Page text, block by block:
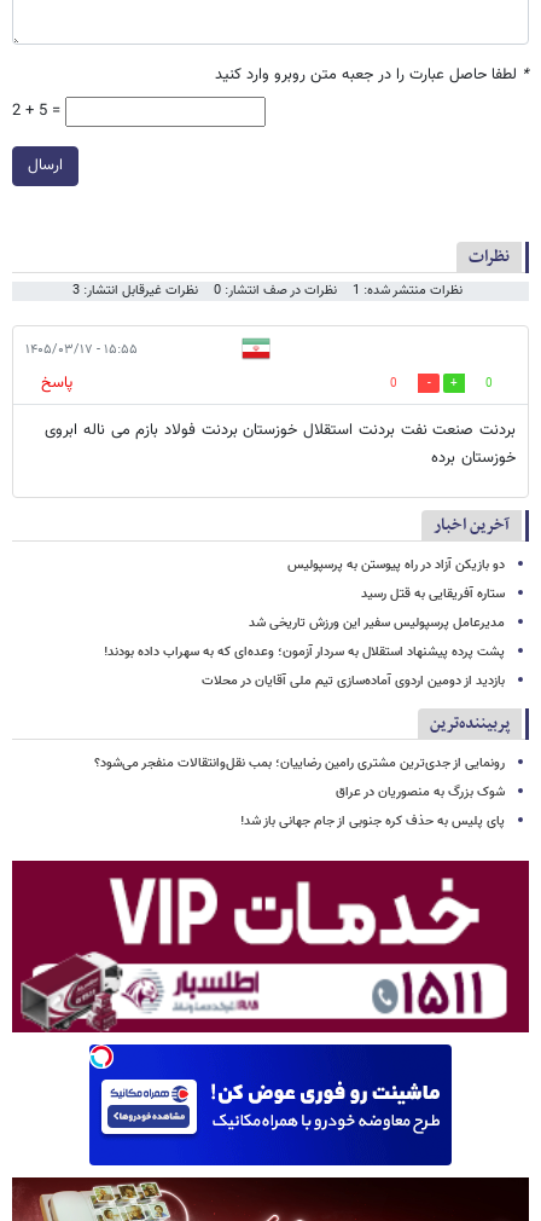
* لطفا حاصل عبارت را در جعبه متن روبرو وارد کنید
2 + 5 =
ارسال
نظرات
نظرات منتشر شده: 1 نظرات در صف انتشار: 0 نظرات غیرقابل انتشار: 3
۱۵:۵۵ - ۱۴۰۵/۰۳/۱۷
0
0
پاسخ
بردنت صنعت نفت بردنت استقلال خوزستان بردنت فولاد بازم می ناله ابروی
خوزستان برده
آخرین اخبار
دو بازیکن آزاد در راه پیوستن به پرسپولیس
ستاره آفریقایی به قتل رسید
مدیرعامل پرسپولیس سفیر این ورزش تاریخی شد
پشت پرده پیشنهاد استقلال به سردار آزمون؛ وعده‌ای که به سهراب داده بودند!
بازدید از دومین اردوی آماده‌سازی تیم ملی آقایان در محلات
پربیننده‌ترین
رونمایی از جدی‌ترین مشتری رامین رضاییان؛ بمب نقل‌وانتقالات منفجر می‌شود؟
شوک بزرگ به منصوریان در عراق
پای پلیس به حذف کره جنوبی از جام جهانی باز شد!